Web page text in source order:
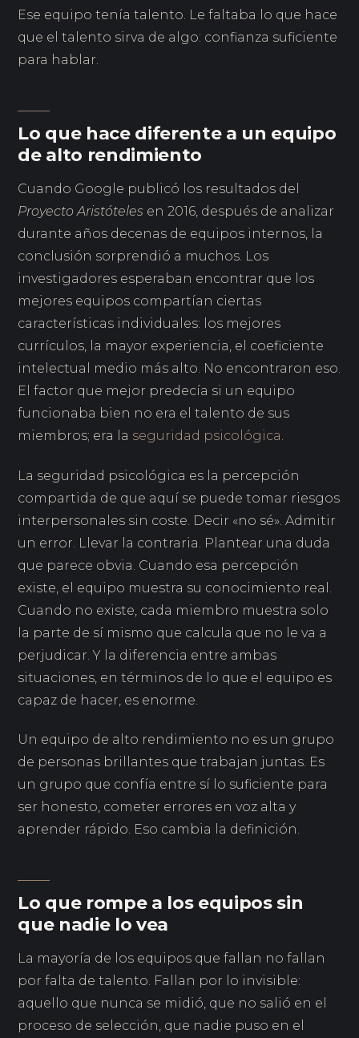
Ese equipo tenía talento. Le faltaba lo que hace
que el talento sirva de algo: confianza suficiente
para hablar.
Lo que hace diferente a un equipo
de alto rendimiento
Cuando Google publicó los resultados del
Proyecto Aristóteles en 2016, después de analizar
durante años decenas de equipos internos, la
conclusión sorprendió a muchos. Los
investigadores esperaban encontrar que los
mejores equipos compartían ciertas
características individuales: los mejores
currículos, la mayor experiencia, el coeficiente
intelectual medio más alto. No encontraron eso.
El factor que mejor predecía si un equipo
funcionaba bien no era el talento de sus
miembros; era la seguridad psicológica.
La seguridad psicológica es la percepción
compartida de que aquí se puede tomar riesgos
interpersonales sin coste. Decir «no sé». Admitir
un error. Llevar la contraria. Plantear una duda
que parece obvia. Cuando esa percepción
existe, el equipo muestra su conocimiento real.
Cuando no existe, cada miembro muestra solo
la parte de sí mismo que calcula que no le va a
perjudicar. Y la diferencia entre ambas
situaciones, en términos de lo que el equipo es
capaz de hacer, es enorme.
Un equipo de alto rendimiento no es un grupo
de personas brillantes que trabajan juntas. Es
un grupo que confía entre sí lo suficiente para
ser honesto, cometer errores en voz alta y
aprender rápido. Eso cambia la definición.
Lo que rompe a los equipos sin
que nadie lo vea
La mayoría de los equipos que fallan no fallan
por falta de talento. Fallan por lo invisible:
aquello que nunca se midió, que no salió en el
proceso de selección, que nadie puso en el